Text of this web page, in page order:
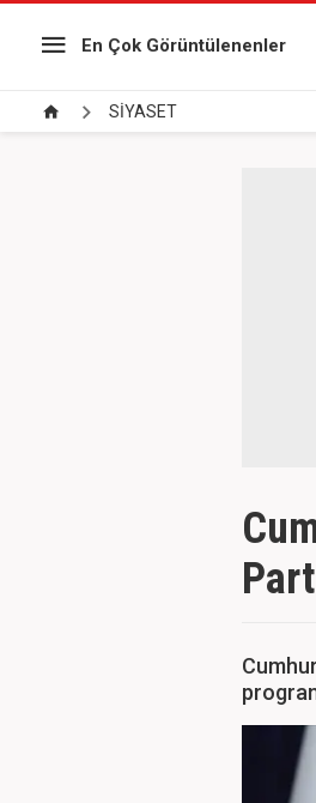
En Çok Görüntülenenler
SİYASET